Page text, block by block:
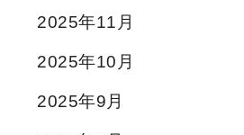
2025年11月
2025年10月
2025年9月